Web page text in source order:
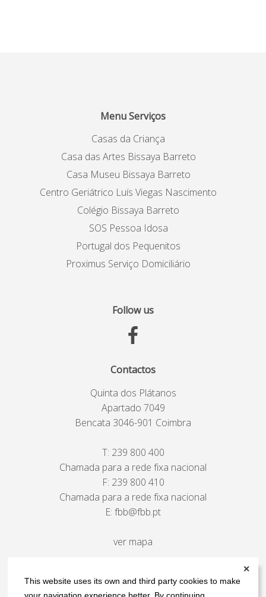
This website uses its own and third party cookies to make
✕
Menu Serviços
Casas da Criança
Casa das Artes Bissaya Barreto
Casa Museu Bissaya Barreto
Centro Geriátrico Luís Viegas Nascimento
Colégio Bissaya Barreto
SOS Pessoa Idosa
Portugal dos Pequenitos
Proximus Serviço Domiciliário
Follow us
Contactos
Quinta dos Plátanos
Apartado 7049
Bencata 3046-901 Coimbra
T: 239 800 400
Chamada para a rede fixa nacional
F: 239 800 410
Chamada para a rede fixa nacional
E: fbb@fbb.pt
ver mapa